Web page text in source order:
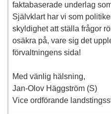
faktabaserade underlag
Självklart har vi som
skyldighet att ställa frågor
osäkra på, vare sig det
förvaltningens sida!
Med vänlig hälsning,
Jan-Olov Häggström (S)
Vice ordförande